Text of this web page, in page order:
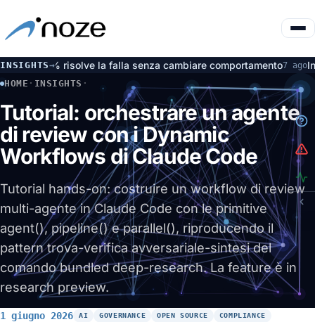
INSIGHTS→
risolve la falla senza cambiare comportamento7 agoIncidente
HOME · INSIGHTS ·
TUTORIAL: ORCHESTRARE UN AGENTE DI REVIEW CON I
Tutorial: orchestrare un agente
di review con i Dynamic
Workflows di Claude Code
Tutorial hands-on: costruire un workflow di review
multi-agente in Claude Code con le primitive
agent(), pipeline() e parallel(), riproducendo il
pattern trova-verifica avversariale-sintesi del
comando bundled deep-research. La feature è in
research preview.
1 giugno 2026 AI GOVERNANCE OPEN SOURCE COMPLIANCE